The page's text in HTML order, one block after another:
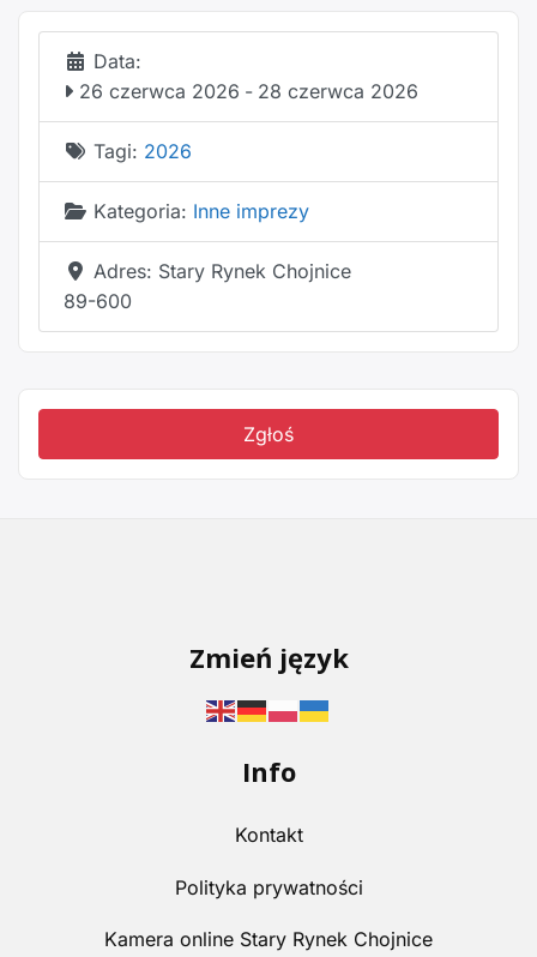
Data:
26 czerwca 2026 - 28 czerwca 2026
Tagi: 2026
Kategoria: Inne imprezy
Adres: Stary Rynek Chojnice
89-600
Zgłoś
Zmień język
Info
Kontakt
Polityka prywatności
Kamera online Stary Rynek Chojnice